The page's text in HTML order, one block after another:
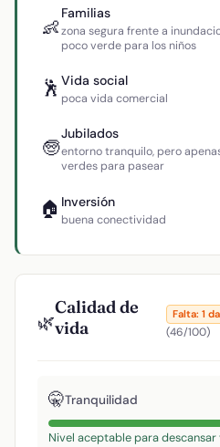
👶
Familias
zona segura frente a
poco verde para los niños
🕺 Vida social
poca vida comercial
🧓
Jubilados
entorno tranquilo, pero
verdes para pasear
🏠 Inversión
buena conectividad
🌿
Calidad de
vida
Falta: 1
(46/100)
🤫Tranquilidad
Nivel aceptable para